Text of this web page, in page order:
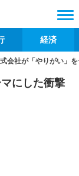
経済
会社が「やりがい」
にした衝撃